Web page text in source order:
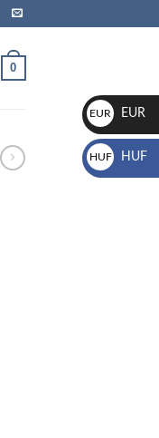
0
EUR
€
EUR
HUF
Ft
HUF